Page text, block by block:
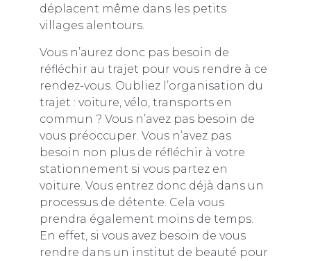
déplacent même dans les petits
villages alentours.
Vous n’aurez donc pas besoin de
réfléchir au trajet pour vous rendre à ce
rendez-vous. Oubliez l’organisation du
trajet : voiture, vélo, transports en
commun ? Vous n’avez pas besoin de
vous préoccuper. Vous n’avez pas
besoin non plus de réfléchir à votre
stationnement si vous partez en
voiture. Vous entrez donc déjà dans un
processus de détente. Cela vous
prendra également moins de temps.
En effet, si vous avez besoin de vous
rendre dans un institut de beauté pour